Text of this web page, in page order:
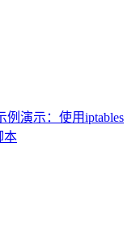
例演示：使用iptables
本